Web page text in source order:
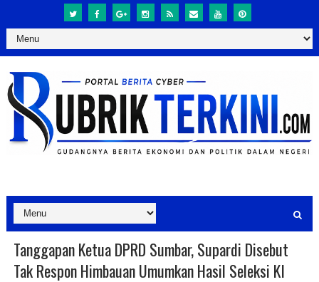
Tanggapan Ketua DPRD Sumbar, Supardi Disebut
Tak Respon Himbauan Umumkan Hasil Seleksi KI